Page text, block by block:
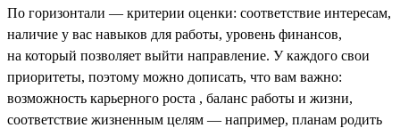
По горизонтали — критерии оценки: соответствие интересам,
наличие у вас навыков для работы, уровень финансов,
на который позволяет выйти направление. У каждого свои
приоритеты, поэтому можно дописать, что вам важно:
возможность карьерного роста , баланс работы и жизни,
соответствие жизненным целям — например, планам родить